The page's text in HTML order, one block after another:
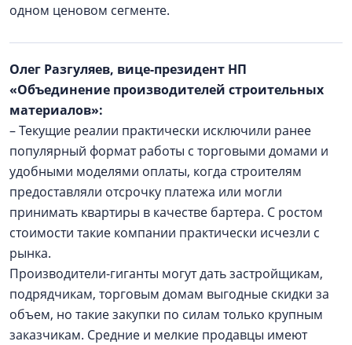
одном ценовом сегменте.
Олег Разгуляев, вице-президент НП
«Объединение производителей строительных
материалов»:
– Текущие реалии практически исключили ранее
популярный формат работы с торговыми домами и
удобными моделями оплаты, когда строителям
предоставляли отсрочку платежа или могли
принимать квартиры в качестве бартера. С ростом
стоимости такие компании практически исчезли с
рынка.
Производители-гиганты могут дать застройщикам,
подрядчикам, торговым домам выгодные скидки за
объем, но такие закупки по силам только крупным
заказчикам. Средние и мелкие продавцы имеют